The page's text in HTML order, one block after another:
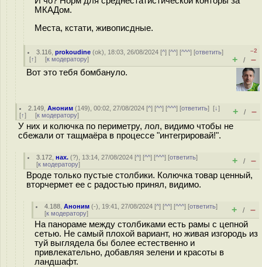
МКАДом.
Места, кстати, живопиcдные.
3.116 ,prokoudine (ok), 18:03, 26/08/2024 [^] [^^] [^^^] [ответить]
[↑] [к модератору]
–2
+ / –
Вот это тебя бомбануло.
2.149 ,Аноним (149), 00:02, 27/08/2024 [^] [^^] [^^^] [ответить][↓]
[↑] [к модератору] + / –
У них и колючка по периметру, лол, видимо чтобы не
сбежали от тащмаёра в процессе "интегрировай!".
3.172 ,нах. (?), 13:14, 27/08/2024 [^] [^^] [^^^] [ответить]
[к модератору] + / –
Вроде только пустые столбики. Колючка товар ценный,
вторчермет ее с радостью принял, видимо.
4.188 ,Аноним (-), 19:41, 27/08/2024 [^] [^^] [^^^] [ответить]
[к модератору] + / –
На панораме между столбиками есть рамы с цепной
сетью. Не самый плохой вариант, но живая изгородь из
туй выглядела бы более естественно и
привлекательно, добавляя зелени и красоты в
ландшафт.